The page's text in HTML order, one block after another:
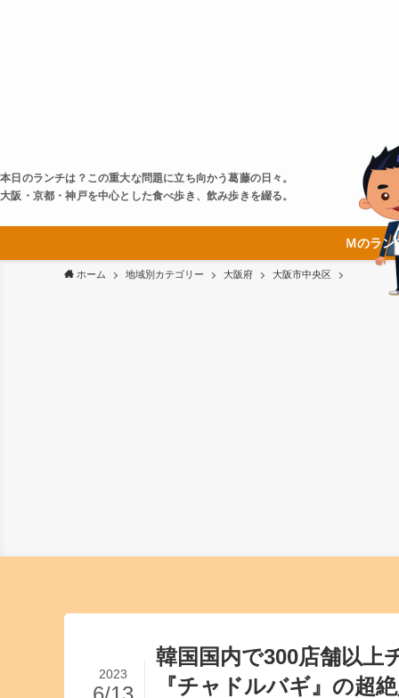
本日のランチは？この重大な問題に立ち向かう葛藤の日々。
大阪・京都・神戸を中心とした食べ歩き、飲み歩きを綴る。
Ｍのラン
ホーム 地域別カテゴリー 大阪府 大阪市中央区
韓国国内で300店舗以上
『チャドルバギ』の超
2023